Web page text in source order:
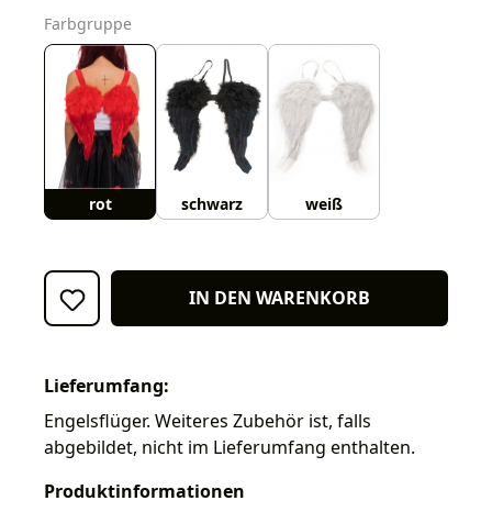
Farbgruppe
rot schwarz weiß
IN DEN WARENKORB
Lieferumfang:
Engelsflüger. Weiteres Zubehör ist, falls
abgebildet, nicht im Lieferumfang enthalten.
Produktinformationen